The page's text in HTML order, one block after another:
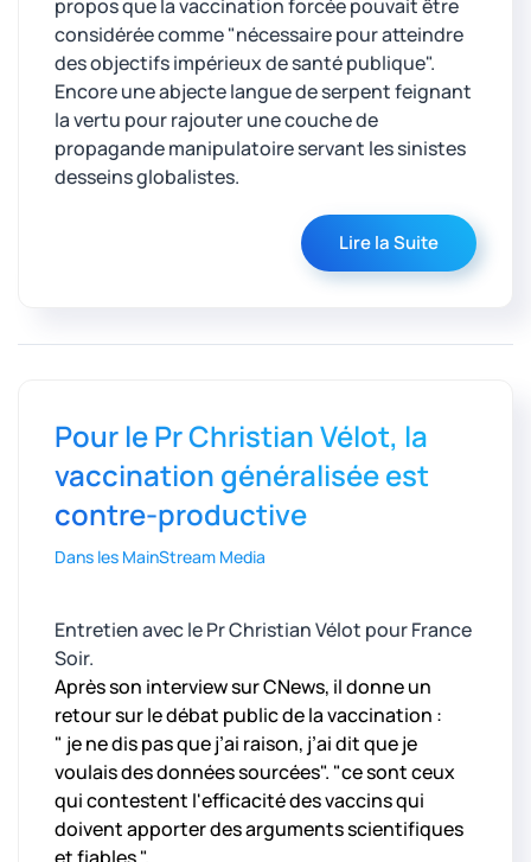
propos que la vaccination forcée pouvait être
considérée comme "nécessaire pour atteindre
des objectifs impérieux de santé publique".
Encore une abjecte langue de serpent feignant
la vertu pour rajouter une couche de
propagande manipulatoire servant les sinistes
desseins globalistes.
Lire la Suite
Pour le Pr Christian Vélot, la
vaccination généralisée est
contre-productive
Dans les MainStream Media
Entretien avec le Pr Christian Vélot pour France
Soir.
Après son interview sur CNews, il donne un
retour sur le débat public de la vaccination :
" je ne dis pas que j’ai raison, j’ai dit que je
voulais des données sourcées". "ce sont ceux
qui contestent l'efficacité des vaccins qui
doivent apporter des arguments scientifiques